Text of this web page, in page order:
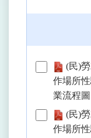
(民)
作場所
業流程
(民)
作場所